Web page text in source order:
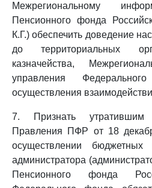
Межрегиональному
Пенсионного фонда
К.Г.) обеспечить доведение
до территориальных
казначейства,
управления
осуществления
7. Признать утратившим
Правления ПФР от 18
осуществлении бюджетных
администратора
Пенсионного фонда